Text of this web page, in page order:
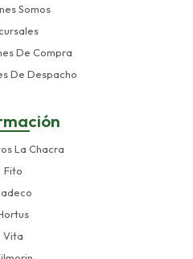
Somos
De Compra
De Despacho
La Chacra
Fito
Vita